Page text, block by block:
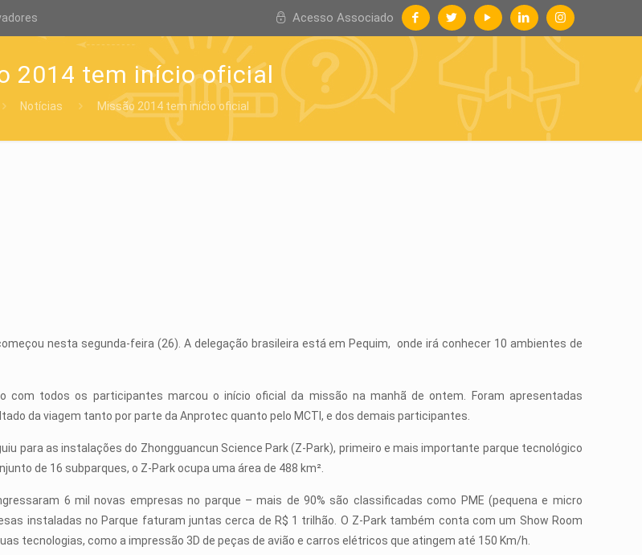
Acesso Associado
2014 tem início oficial
Notícias Missão 2014 tem início oficial
nesta segunda-feira (26). A delegação brasileira está em Pequim, onde irá conhecer 10 ambientes de
com todos os participantes marcou o início oficial da missão na manhã de ontem. Foram apresentadas
da viagem tanto por parte da Anprotec quanto pelo MCTI, e dos demais participantes.
para as instalações do Zhongguancun Science Park (Z-Park), primeiro e mais importante parque tecnológico
de 16 subparques, o Z-Park ocupa uma área de 488 km².
6 mil novas empresas no parque – mais de 90% são classificadas como PME (pequena e micro
instaladas no Parque faturam juntas cerca de R$ 1 trilhão. O Z-Park também conta com um Show Room
tecnologias, como a impressão 3D de peças de avião e carros elétricos que atingem até 150 Km/h.